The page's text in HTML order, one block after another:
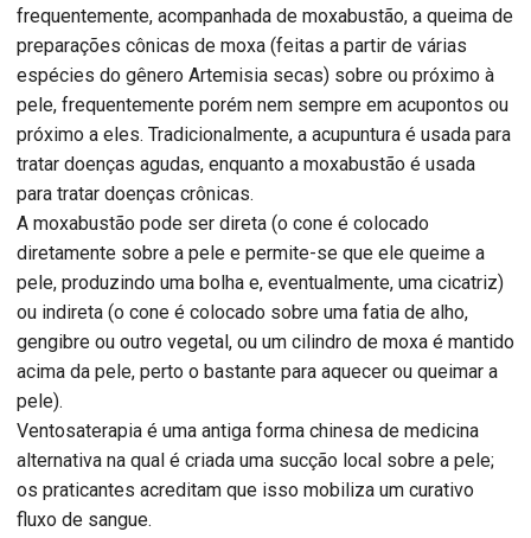
frequentemente, acompanhada de moxabustão, a queima de
preparações cônicas de moxa (feitas a partir de várias
espécies do gênero Artemisia secas) sobre ou próximo à
pele, frequentemente porém nem sempre em acupontos ou
próximo a eles. Tradicionalmente, a acupuntura é usada para
tratar doenças agudas, enquanto a moxabustão é usada
para tratar doenças crônicas.
A moxabustão pode ser direta (o cone é colocado
diretamente sobre a pele e permite-se que ele queime a
pele, produzindo uma bolha e, eventualmente, uma cicatriz)
ou indireta (o cone é colocado sobre uma fatia de alho,
gengibre ou outro vegetal, ou um cilindro de moxa é mantido
acima da pele, perto o bastante para aquecer ou queimar a
pele).
Ventosaterapia é uma antiga forma chinesa de medicina
alternativa na qual é criada uma sucção local sobre a pele;
os praticantes acreditam que isso mobiliza um curativo
fluxo de sangue.